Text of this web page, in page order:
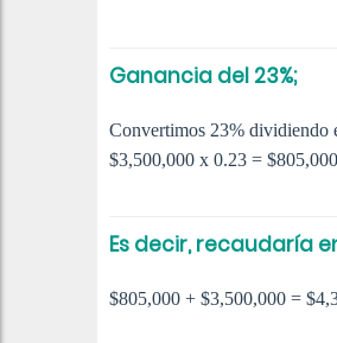
Ganancia del 23%;
Convertimos 23% dividiendo
$3,500,000 x 0.23 = $805,000
Es decir, recaudaría
$805,000 + $3,500,000 =